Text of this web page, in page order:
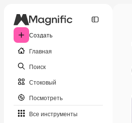
Создать
Главная
Поиск
Стоковый
Посмотреть
Все инструменты